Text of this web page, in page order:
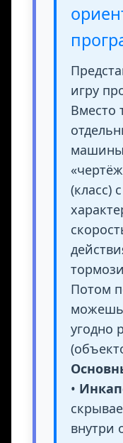
игру
Вместо
(класс)
Потом
можешь
угодно
•
внутри